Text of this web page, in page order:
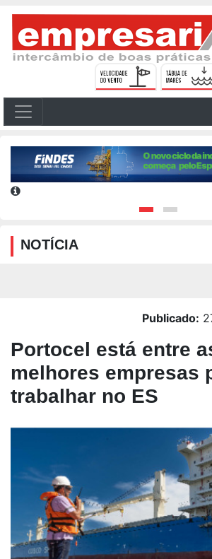
NOTÍCIA
Publicado:
Portocel está entre
melhores empresas
trabalhar no ES